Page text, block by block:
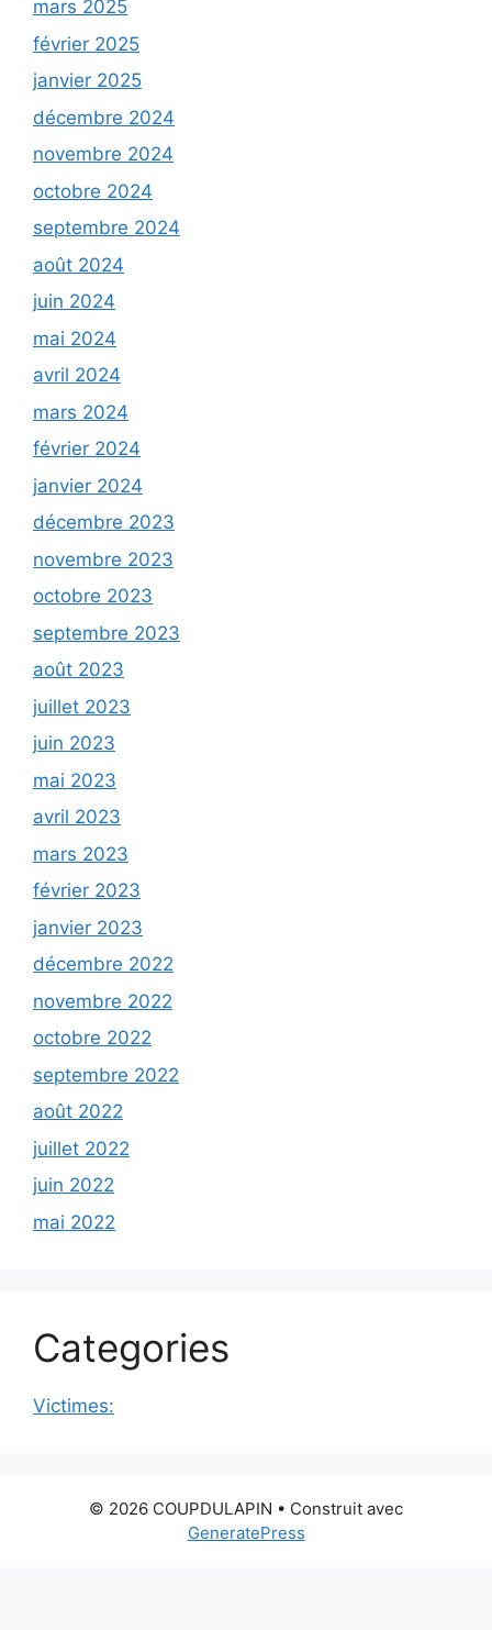
mars 2025
février 2025
janvier 2025
décembre 2024
novembre 2024
octobre 2024
septembre 2024
août 2024
juin 2024
mai 2024
avril 2024
mars 2024
février 2024
janvier 2024
décembre 2023
novembre 2023
octobre 2023
septembre 2023
août 2023
juillet 2023
juin 2023
mai 2023
avril 2023
mars 2023
février 2023
janvier 2023
décembre 2022
novembre 2022
octobre 2022
septembre 2022
août 2022
juillet 2022
juin 2022
mai 2022
Categories
Victimes:
© 2026 COUPDULAPIN • Construit avec
GeneratePress